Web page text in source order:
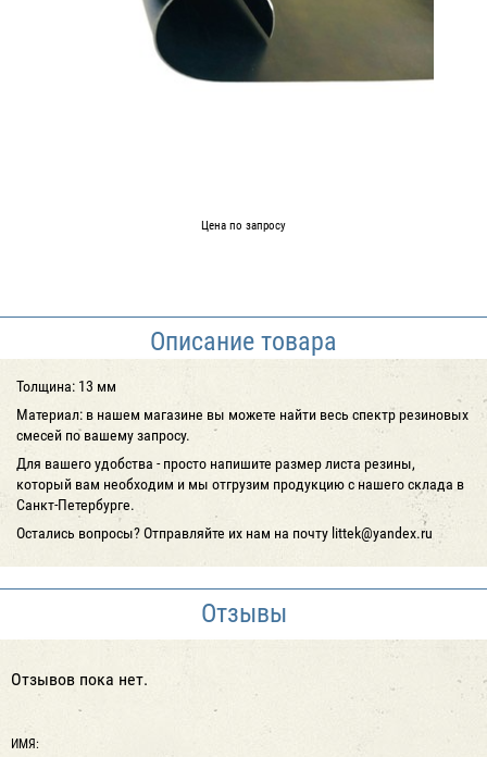
Цена по запросу
Описание товара
Толщина: 13 мм
Материал: в нашем магазине вы можете найти весь спектр резиновых
смесей по вашему запросу.
Для вашего удобства - просто напишите размер листа резины,
который вам необходим и мы отгрузим продукцию с нашего склада в
Санкт-Петербурге.
Остались вопросы? Отправляйте их нам на почту littek@yandex.ru
Отзывы
Отзывов пока нет.
ИМЯ: